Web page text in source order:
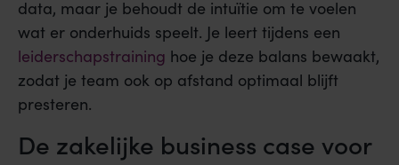
data, maar je behoudt de intuïtie om te voelen
wat er onderhuids speelt. Je leert tijdens een
leiderschapstraining hoe je deze balans bewaakt,
zodat je team ook op afstand optimaal blijft
presteren.
De zakelijke business case voor